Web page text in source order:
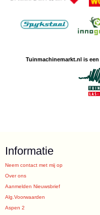
Tuinmachinemarkt.nl is een
Informatie
Neem contact met mij op
Over ons
Aanmelden Nieuwsbrief
Alg.Voorwaarden
Aspen 2